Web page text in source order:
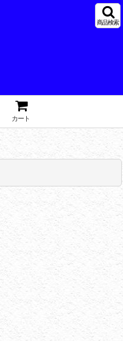
商品検索
カート